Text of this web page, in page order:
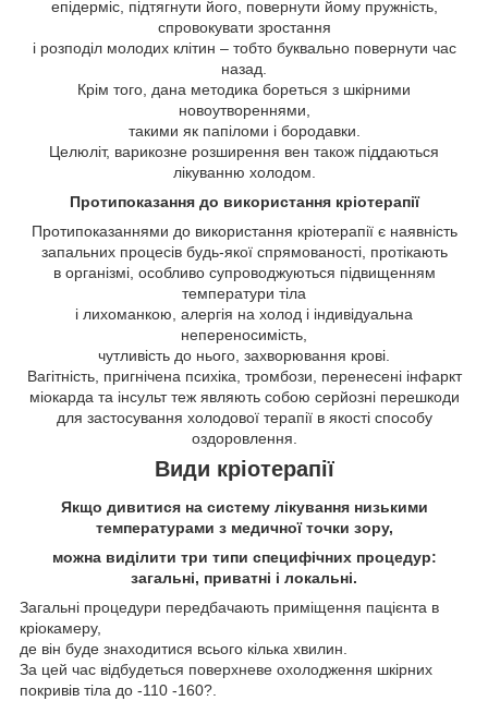
епідерміс, підтягнути його, повернути йому пружність,
спровокувати зростання
і розподіл молодих клітин – тобто буквально повернути час
назад.
Крім того, дана методика бореться з шкірними
новоутвореннями,
такими як папіломи і бородавки.
Целюліт, варикозне розширення вен також піддаються
лікуванню холодом.
Протипоказання до використання кріотерапії
Протипоказаннями до використання кріотерапії є наявність
запальних процесів будь-якої спрямованості, протікають
в організмі, особливо супроводжуються підвищенням
температури тіла
і лихоманкою, алергія на холод і індивідуальна
непереносимість,
чутливість до нього, захворювання крові.
Вагітність, пригнічена психіка, тромбози, перенесені інфаркт
міокарда та інсульт теж являють собою серйозні перешкоди
для застосування холодової терапії в якості способу
оздоровлення.
Види кріотерапії
Якщо дивитися на систему лікування низькими
температурами з медичної точки зору,
можна виділити три типи специфічних процедур:
загальні, приватні і локальні.
Загальні процедури передбачають приміщення пацієнта в
кріокамеру,
де він буде знаходитися всього кілька хвилин.
За цей час відбудеться поверхневе охолодження шкірних
покривів тіла до -110 -160?.